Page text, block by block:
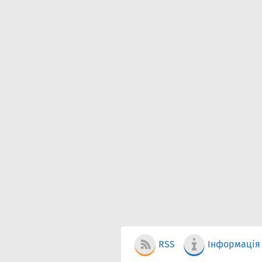
RSS Інформація